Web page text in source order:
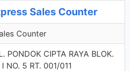
Sales Counter
Counter
PONDOK CIPTA RAYA BLOK.
NO. 5 RT. 001/011